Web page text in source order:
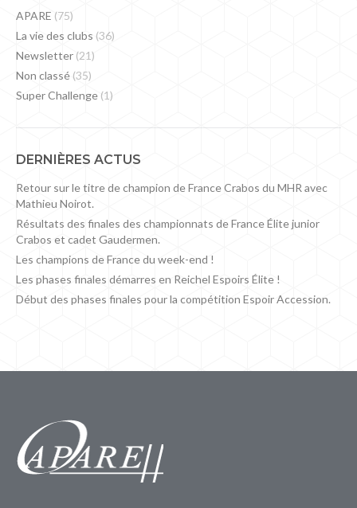
APARE (75)
La vie des clubs (36)
Newsletter (21)
Non classé (35)
Super Challenge (1)
DERNIÈRES ACTUS
Retour sur le titre de champion de France Crabos du MHR avec
Mathieu Noirot.
Résultats des finales des championnats de France Élite junior
Crabos et cadet Gaudermen.
Les champions de France du week-end !
Les phases finales démarres en Reichel Espoirs Élite !
Début des phases finales pour la compétition Espoir Accession.